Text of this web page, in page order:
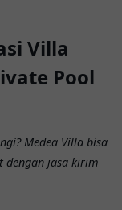
Villa
Pool
Medea Villa bisa
dengan jasa kirim